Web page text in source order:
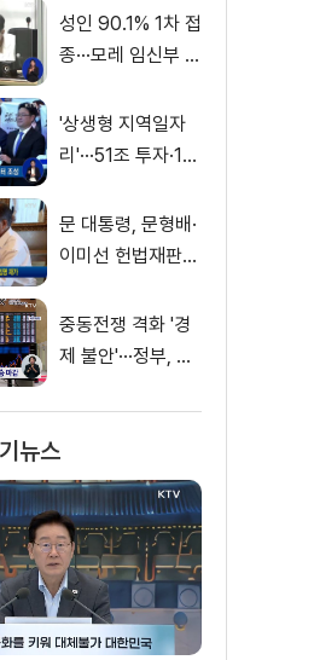
성인 90.1% 1차 접
종···모레 임신부 사
'상생형 지역일자
리'···51조 투자·13
문 대통령, 문형배·
이미선 헌법재판관
중동전쟁 격화 '경
제 불안'···정부, 금
소화
뉴스